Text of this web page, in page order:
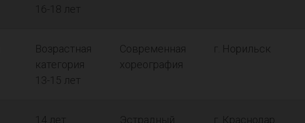
16-18 лет
Возрастная
категория
13-15 лет
Современная
хореография
г. Норильск
14 лет
Эстрадный
г. Краснодар